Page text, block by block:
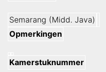
Semarang (Midd. Java)
Opmerkingen
Kamerstuknummer